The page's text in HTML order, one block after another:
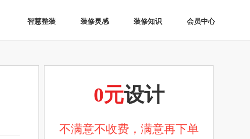
智慧整装 装修灵感 装修知识 会员中心
0元设计
不满意不收费，满意再下单